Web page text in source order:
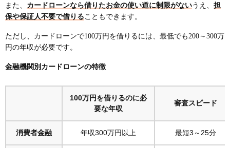
また、 カードローンなら借りたお金の使い道に制限がないうえ、 担
保や保証人不要で借りる こともできます。
ただし、カードローンで100万円を借りるには、最低でも200～300万
円の年収が必要です。
金融機関別カードローンの特徴
100万円を借りるのに必
要な年収
審査スピード
消費者金融 年収300万円以上 最短3～25分